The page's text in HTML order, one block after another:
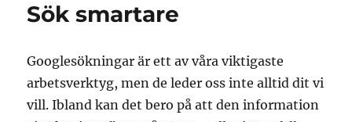
Sök smartare
Googlesökningar är ett av våra viktigaste
arbetsverktyg, men de leder oss inte alltid dit vi
vill. Ibland kan det bero på att den information